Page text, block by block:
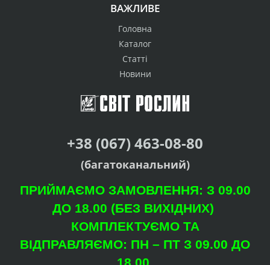
ВАЖЛИВЕ
Головна
Каталог
Статті
Новини
+38 (067) 463-08-80
(багатоканальний)
ПРИЙМАЄМО ЗАМОВЛЕННЯ: З 09.00
ДО 18.00 (БЕЗ ВИХІДНИХ)
КОМПЛЕКТУЄМО ТА
ВІДПРАВЛЯЄМО: ПН – ПТ З 09.00 ДО